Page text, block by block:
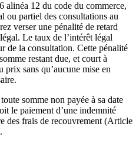
alinéa 12 du code du commerce,
ou partiel des consultations au
verser une pénalité de retard
Le taux de l’intérêt légal
de la consultation. Cette pénalité
restant due, et court à
prix sans qu’aucune mise en
somme non payée à sa date
le paiement d’une indemnité
des frais de recouvrement (Article